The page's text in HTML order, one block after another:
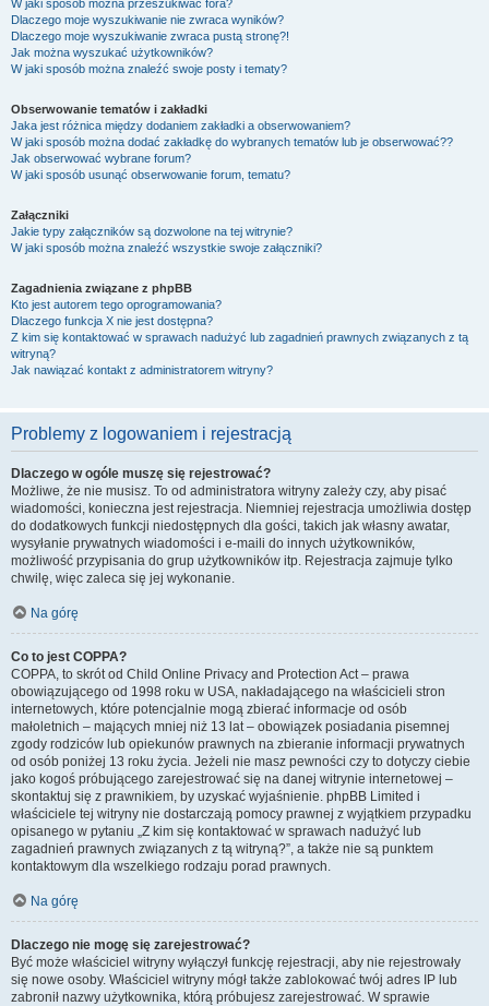
W jaki sposób można przeszukiwać fora?
Dlaczego moje wyszukiwanie nie zwraca wyników?
Dlaczego moje wyszukiwanie zwraca pustą stronę?!
Jak można wyszukać użytkowników?
W jaki sposób można znaleźć swoje posty i tematy?
Obserwowanie tematów i zakładki
Jaka jest różnica między dodaniem zakładki a obserwowaniem?
W jaki sposób można dodać zakładkę do wybranych tematów lub je obserwować??
Jak obserwować wybrane forum?
W jaki sposób usunąć obserwowanie forum, tematu?
Załączniki
Jakie typy załączników są dozwolone na tej witrynie?
W jaki sposób można znaleźć wszystkie swoje załączniki?
Zagadnienia związane z phpBB
Kto jest autorem tego oprogramowania?
Dlaczego funkcja X nie jest dostępna?
Z kim się kontaktować w sprawach nadużyć lub zagadnień prawnych związanych z tą
witryną?
Jak nawiązać kontakt z administratorem witryny?
Problemy z logowaniem i rejestracją
Dlaczego w ogóle muszę się rejestrować?
Możliwe, że nie musisz. To od administratora witryny zależy czy, aby pisać
wiadomości, konieczna jest rejestracja. Niemniej rejestracja umożliwia dostęp
do dodatkowych funkcji niedostępnych dla gości, takich jak własny awatar,
wysyłanie prywatnych wiadomości i e-maili do innych użytkowników,
możliwość przypisania do grup użytkowników itp. Rejestracja zajmuje tylko
chwilę, więc zaleca się jej wykonanie.
Na górę
Co to jest COPPA?
COPPA, to skrót od Child Online Privacy and Protection Act – prawa
obowiązującego od 1998 roku w USA, nakładającego na właścicieli stron
internetowych, które potencjalnie mogą zbierać informacje od osób
małoletnich – mających mniej niż 13 lat – obowiązek posiadania pisemnej
zgody rodziców lub opiekunów prawnych na zbieranie informacji prywatnych
od osób poniżej 13 roku życia. Jeżeli nie masz pewności czy to dotyczy ciebie
jako kogoś próbującego zarejestrować się na danej witrynie internetowej –
skontaktuj się z prawnikiem, by uzyskać wyjaśnienie. phpBB Limited i
właściciele tej witryny nie dostarczają pomocy prawnej z wyjątkiem przypadku
opisanego w pytaniu „Z kim się kontaktować w sprawach nadużyć lub
zagadnień prawnych związanych z tą witryną?”, a także nie są punktem
kontaktowym dla wszelkiego rodzaju porad prawnych.
Na górę
Dlaczego nie mogę się zarejestrować?
Być może właściciel witryny wyłączył funkcję rejestracji, aby nie rejestrowały
się nowe osoby. Właściciel witryny mógł także zablokować twój adres IP lub
zabronił nazwy użytkownika, którą próbujesz zarejestrować. W sprawie